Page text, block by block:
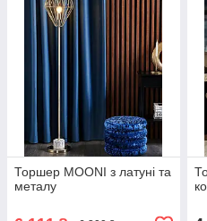
Торшер MOONI з латуні та
металу